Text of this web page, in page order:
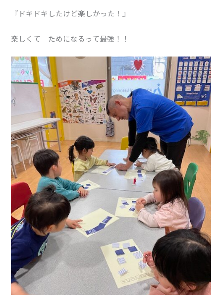
『ドキドキしたけど楽しかった！』
楽しくて ためになるって最強！！